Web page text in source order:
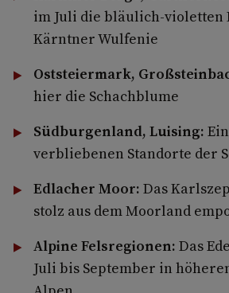
im Juli die bläulich-violetten
Kärntner Wulfenie
Oststeiermark,
hier die Schachblume
Südburgenland, Luising:
verbliebenen Standorte der
Edlacher Moor: Das
stolz aus dem Moorland
Alpine Felsregionen: Das
Juli bis September in